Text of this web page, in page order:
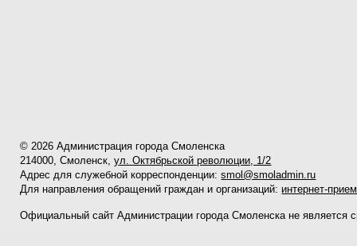
© 2026 Администрация города Смоленска
214000, Смоленск,ул. Октябрьской революции, 1/2
Адрес для служебной корреспонденции:smol@smoladmin.ru
Для направления обращений граждан и организаций: интернет-
Официальный сайт Администрации города Смоленска не является